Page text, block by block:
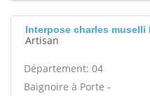
Interpose charles muselli
Artisan
Département: 04
Baignoire à Porte -